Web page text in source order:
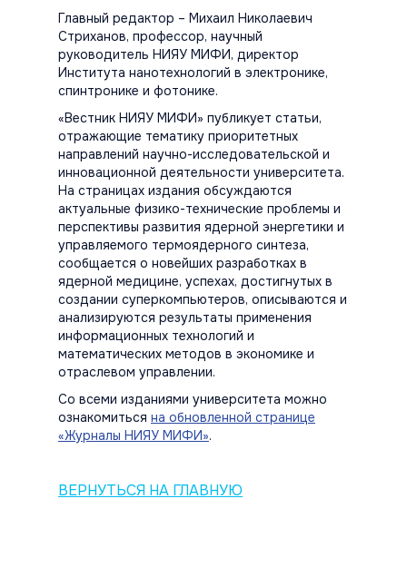
Главный редактор – Михаил Николаевич
Стриханов, профессор, научный
руководитель НИЯУ МИФИ, директор
Института нанотехнологий в электронике,
спинтронике и фотонике.
«Вестник НИЯУ МИФИ» публикует статьи,
отражающие тематику приоритетных
направлений научно-исследовательской и
инновационной деятельности университета.
На страницах издания обсуждаются
актуальные физико-технические проблемы и
перспективы развития ядерной энергетики и
управляемого термоядерного синтеза,
сообщается о новейших разработках в
ядерной медицине, успехах, достигнутых в
создании суперкомпьютеров, описываются и
анализируются результаты применения
информационных технологий и
математических методов в экономике и
отраслевом управлении.
Со всеми изданиями университета можно
ознакомиться на обновленной странице
«Журналы НИЯУ МИФИ».
ВЕРНУТЬСЯ НА ГЛАВНУЮ